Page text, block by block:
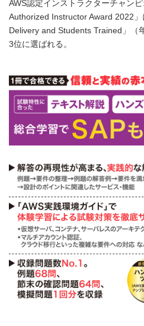
AWS認定インストラクターチャン
Authorized Instructor Award 2022
Delivery and Students Trained」（
3位に選ばれる。